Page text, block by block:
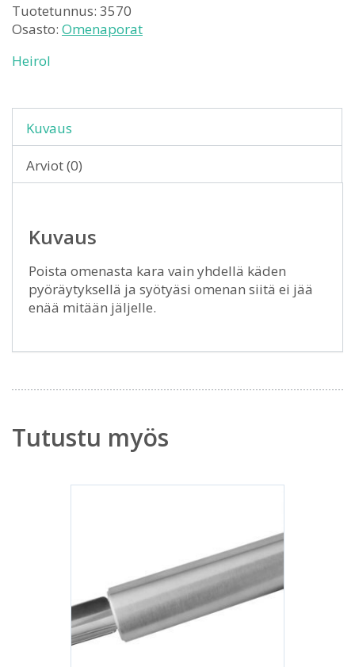
Tuotetunnus: 3570
Osasto: Omenaporat
Heirol
Kuvaus
Arviot (0)
Kuvaus
Poista omenasta kara vain yhdellä käden
pyöräytyksellä ja syötyäsi omenan siitä ei jää
enää mitään jäljelle.
Tutustu myös